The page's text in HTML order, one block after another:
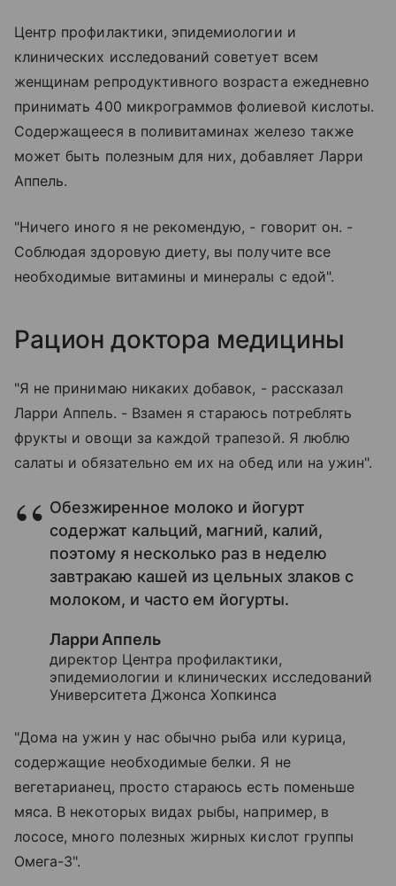
Центр профилактики, эпидемиологии и
клинических исследований советует всем
женщинам репродуктивного возраста ежедневно
принимать 400 микрограммов фолиевой кислоты.
Содержащееся в поливитаминах железо также
может быть полезным для них, добавляет Ларри
Аппель.
"Ничего иного я не рекомендую, - говорит он. -
Соблюдая здоровую диету, вы получите все
необходимые витамины и минералы с едой".
Рацион доктора медицины
"Я не принимаю никаких добавок, - рассказал
Ларри Аппель. - Взамен я стараюсь потреблять
фрукты и овощи за каждой трапезой. Я люблю
салаты и обязательно ем их на обед или на ужин".
Обезжиренное молоко и йогурт
содержат кальций, магний, калий,
поэтому я несколько раз в неделю
завтракаю кашей из цельных злаков с
молоком, и часто ем йогурты.
Ларри Аппель
директор Центра профилактики,
эпидемиологии и клинических исследований
Университета Джонса Хопкинса
"Дома на ужин у нас обычно рыба или курица,
содержащие необходимые белки. Я не
вегетарианец, просто стараюсь есть поменьше
мяса. В некоторых видах рыбы, например, в
лососе, много полезных жирных кислот группы
Омега-3".